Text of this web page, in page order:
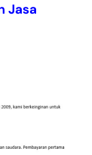
Jasa